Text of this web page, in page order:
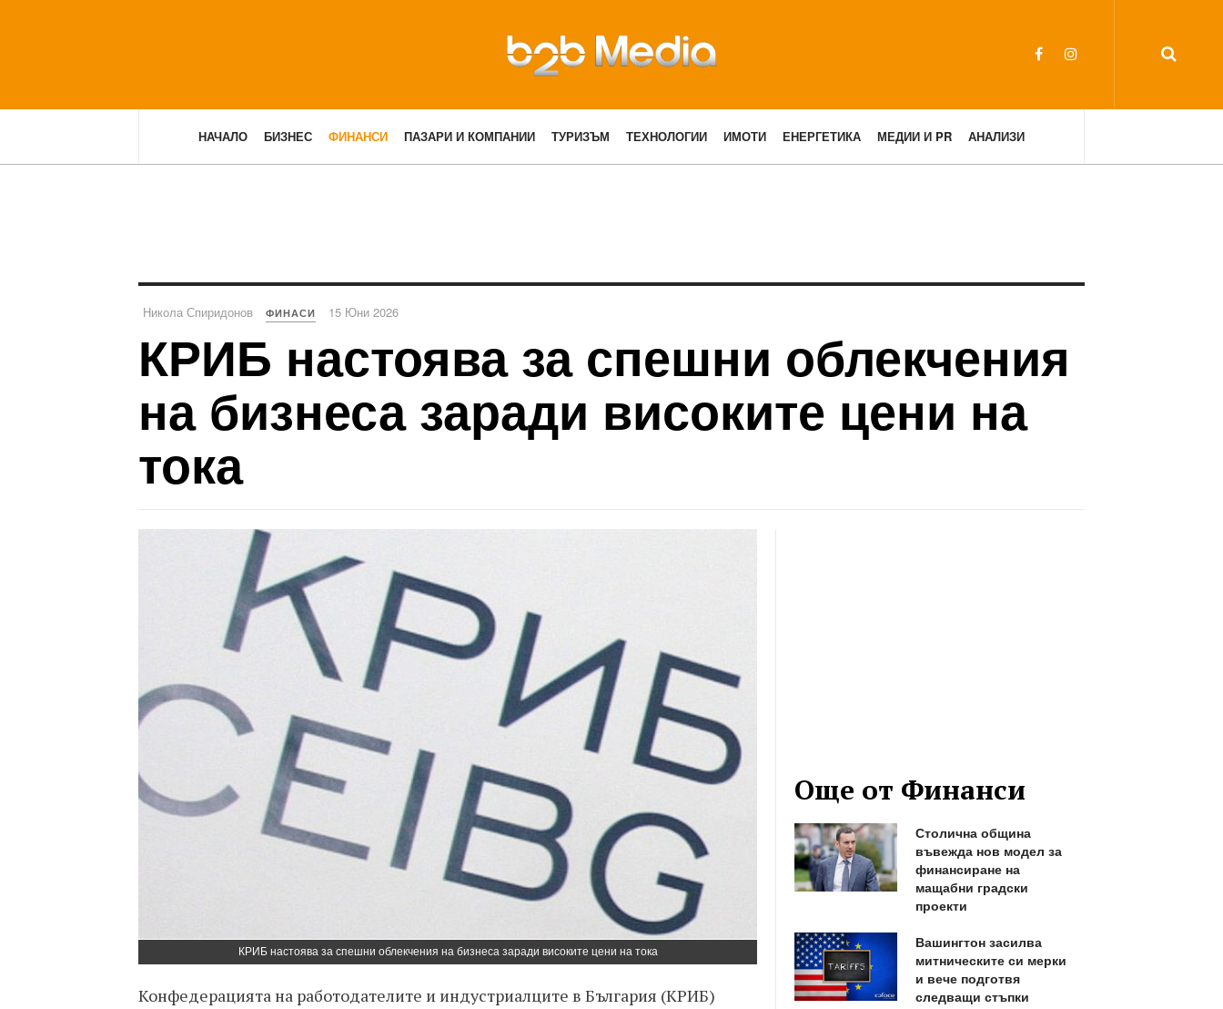
НАЧАЛО БИЗНЕС ФИНАНСИ ПАЗАРИ И КОМПАНИИ ТУРИЗЪМ ТЕХНОЛОГИИ ИМОТИ ЕНЕРГЕТИКА МЕДИИ И PR АНАЛИЗИ
Никола Спиридонов ФИНАСИ 15 Юни 2026
КРИБ настоява за спешни облекчения
на бизнеса заради високите цени на
тока
КРИБ настоява за спешни облекчения на бизнеса заради високите цени на тока
Конфедерацията на работодателите и индустриалците в България (КРИБ)
Още от Финанси
Столична община
въвежда нов модел за
финансиране на
мащабни градски
проекти
Вашингтон засилва
митническите си мерки
и вече подготвя
следващи стъпки